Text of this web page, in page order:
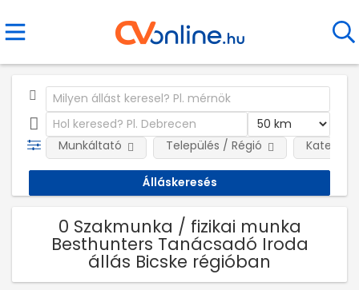
Munkáltató Település / Régió
0 Szakmunka / fizikai munka
Besthunters Tanácsadó Iroda
állás Bicske régióban